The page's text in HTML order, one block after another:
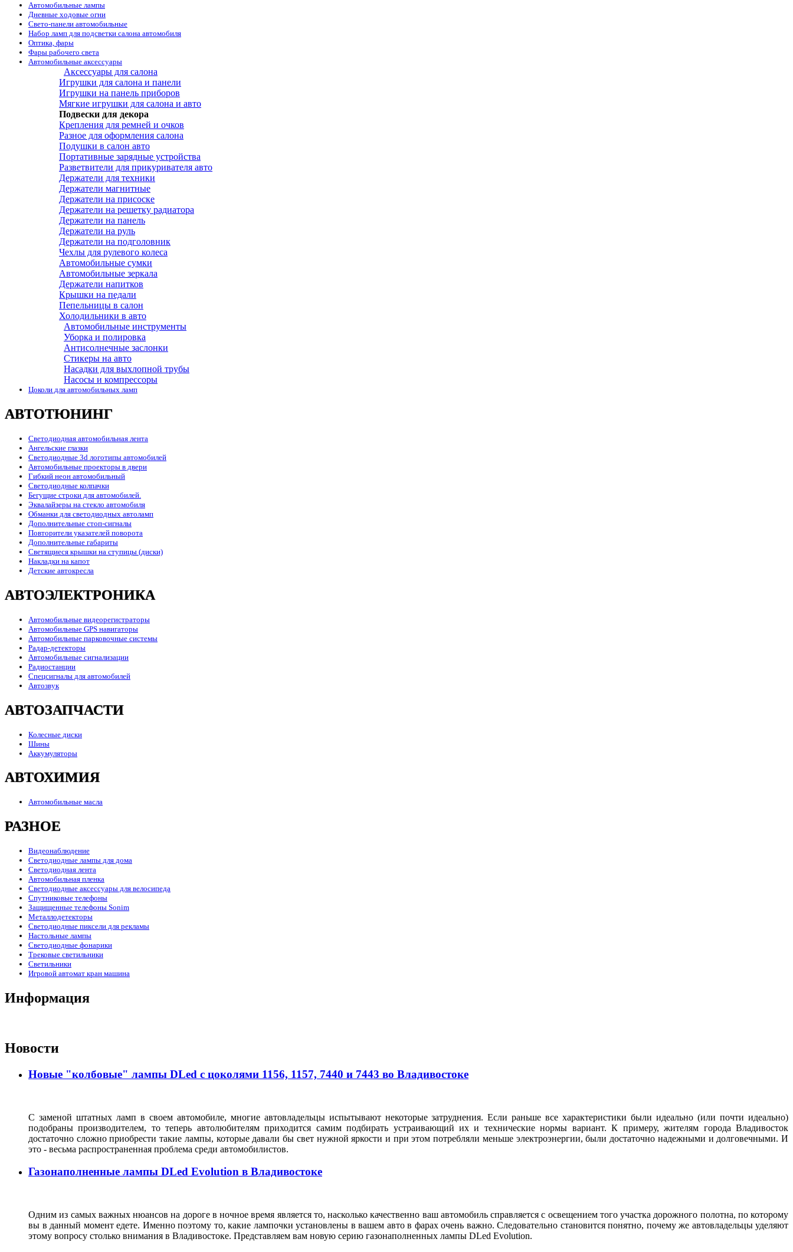
Автомобильные лампы
Дневные ходовые огни
Свето-панели автомобильные
Набор ламп для подсветки салона автомобиля
Оптика, фары
Фары рабочего света
Автомобильные аксессуары
Аксессуары для салона
Игрушки для салона и панели
Игрушки на панель приборов
Мягкие игрушки для салона и авто
Подвески для декора
Крепления для ремней и очков
Разное для оформления салона
Подушки в салон авто
Портативные зарядные устройства
Разветвители для прикуривателя авто
Держатели для техники
Держатели магнитные
Держатели на присоске
Держатели на решетку радиатора
Держатели на панель
Держатели на руль
Держатели на подголовник
Чехлы для рулевого колеса
Автомобильные сумки
Автомобильные зеркала
Держатели напитков
Крышки на педали
Пепельницы в салон
Холодильники в авто
Автомобильные инструменты
Уборка и полировка
Антисолнечные заслонки
Стикеры на авто
Насадки для выхлопной трубы
Насосы и компрессоры
Цоколи для автомобильных ламп
АВТОТЮНИНГ
Светодиодная автомобильная лента
Ангельские глазки
Светодиодные 3d логотипы автомобилей
Автомобильные проекторы в двери
Гибкий неон автомобильный
Светодиодные колпачки
Бегущие строки для автомобилей.
Эквалайзеры на стекло автомобиля
Обманки для светодиодных автоламп
Дополнительные стоп-сигналы
Повторители указателей поворота
Дополнительные габариты
Светящиеся крышки на ступицы (диски)
Накладки на капот
Детские автокресла
АВТОЭЛЕКТРОНИКА
Автомобильные видеорегистраторы
Автомобильные GPS навигаторы
Автомобильные парковочные системы
Радар-детекторы
Автомобильные сигнализации
Радиостанции
Спецсигналы для автомобилей
Автозвук
АВТОЗАПЧАСТИ
Колесные диски
Шины
Аккумуляторы
АВТОХИМИЯ
Автомобильные масла
РАЗНОЕ
Видеонаблюдение
Светодиодные лампы для дома
Светодиодная лента
Автомобильная пленка
Светодиодные аксессуары для велосипеда
Спутниковые телефоны
Защищенные телефоны Sonim
Металлодетекторы
Светодиодные пиксели для рекламы
Настольные лампы
Светодиодные фонарики
Трековые светильники
Светильники
Игровой автомат кран машина
Информация
Новости
Новые "колбовые" лампы DLed с цоколями 1156, 1157, 7440 и 7443 во Владивостоке
С заменой штатных ламп в своем автомобиле, многие автовладельцы испытывают некоторые затруднения. Если раньше все характеристики были идеально (или почти идеально)
подобраны производителем, то теперь автолюбителям приходится самим подбирать устраивающий их и технические нормы вариант. К примеру, жителям города Владивосток
достаточно сложно приобрести такие лампы, которые давали бы свет нужной яркости и при этом потребляли меньше электроэнергии, были достаточно надежными и долговечными. И
это - весьма распространенная проблема среди автомобилистов.
Газонаполненные лампы DLed Evolution в Владивостоке
Одним из самых важных нюансов на дороге в ночное время является то, насколько качественно ваш автомобиль справляется с освещением того участка дорожного полотна, по которому
вы в данный момент едете. Именно поэтому то, какие лампочки установлены в вашем авто в фарах очень важно. Следовательно становится понятно, почему же автовладельцы уделяют
этому вопросу столько внимания в Владивостоке. Представляем вам новую серию газонаполненных лампы DLed Evolution.